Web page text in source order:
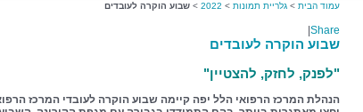
עמוד הבית > גלריית תמונות >
2022
> שבוע הוקרה לעובדים
Share
שבוע הוקרה לעובדים
"לפנק, לחזק, להצטיין"
הנהלת המרכז הרפואי הלל יפה קיימה שבוע הוקרה לעובדי המרכז